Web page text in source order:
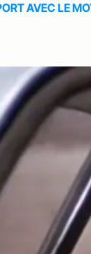
AVEC LE